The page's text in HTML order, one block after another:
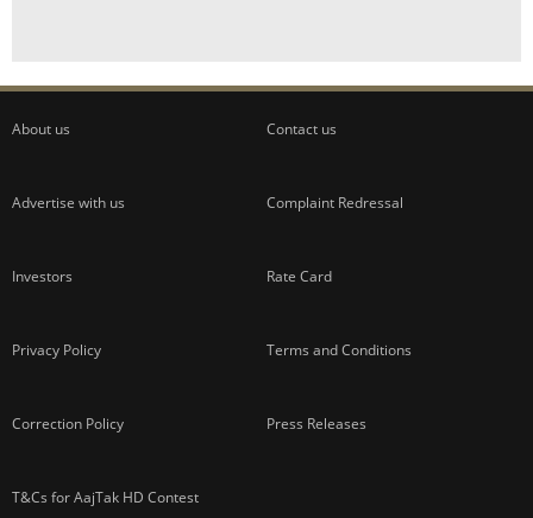
About us Contact us
Advertise with us Complaint Redressal
Investors Rate Card
Privacy Policy Terms and Conditions
Correction Policy Press Releases
T&Cs for AajTak HD Contest